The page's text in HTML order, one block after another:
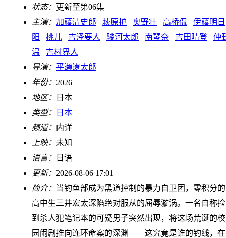
状态： 更新至第06集
主演： 加藤清史郎 萩原护 奥野壮 高桥侃
伊藤明日
阳
桃儿 吉泽要人 骏河太郎 南琴奈 吉田晴登
仲
温
吉村界人
导演： 平濑遼太郎
年份： 2026
地区：
日本
类型：
日本
频道： 内详
上映： 未知
语言：
日语
更新： 2026-08-06 17:01
简介： 当钓鱼部成为黑道控制的暴力自卫团，零积分的
高中生三井宏太深陷绝对服从的屈辱漩涡。一名自称捡
到杀人犯笔记本的可疑男子突然出现，将这场荒诞的校
园闹剧推向连环命案的深渊——这究竟是谁的钓线，在